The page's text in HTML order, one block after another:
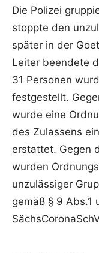
Die Polizei
stoppte den
später in der
Leiter beendete
31 Personen
festgestellt.
wurde eine
des Zulassens
erstattet. Gegen
wurden
unzulässiger
gemäß § 9 Abs.1